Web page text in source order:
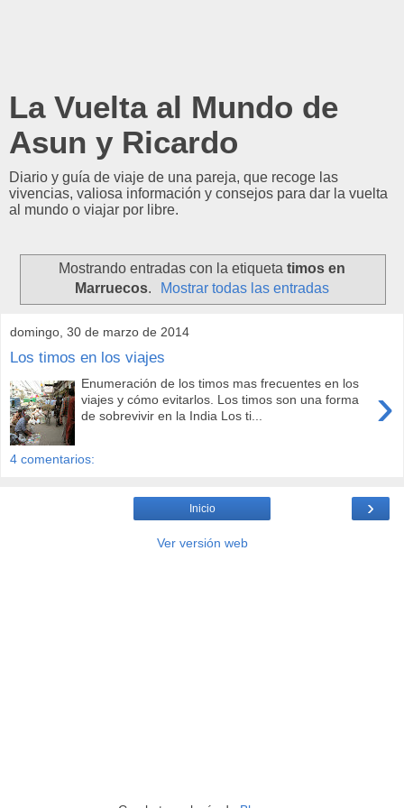
La Vuelta al Mundo de
Asun y Ricardo
Diario y guía de viaje de una pareja, que recoge las
vivencias, valiosa información y consejos para dar la vuelta
al mundo o viajar por libre.
Mostrando entradas con la etiqueta timos en
Marruecos. Mostrar todas las entradas
domingo, 30 de marzo de 2014
Los timos en los viajes
›
Enumeración de los timos mas frecuentes en los
viajes y cómo evitarlos. Los timos son una forma
de sobrevivir en la India Los ti...
4 comentarios:
›
Inicio
Ver versión web